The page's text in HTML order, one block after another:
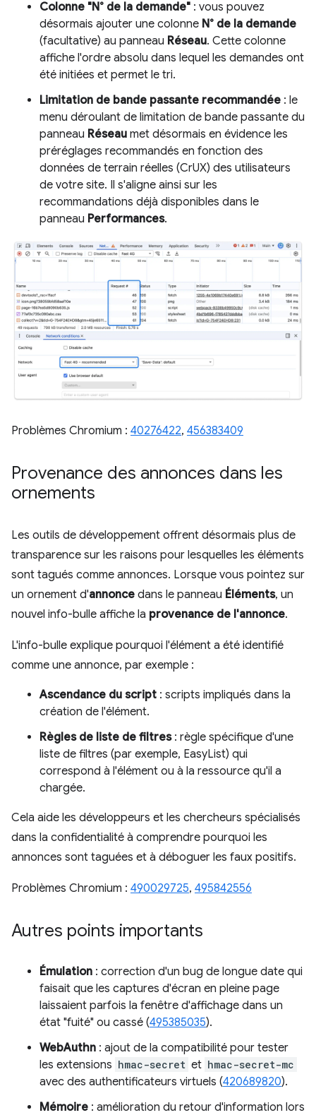
Colonne "N° de la demande" : vous pouvez
désormais ajouter une colonne N° de la demande
(facultative) au panneau Réseau. Cette colonne
affiche l'ordre absolu dans lequel les demandes ont
été initiées et permet le tri.
Limitation de bande passante recommandée : le
menu déroulant de limitation de bande passante du
panneau Réseau met désormais en évidence les
préréglages recommandés en fonction des
données de terrain réelles (CrUX) des utilisateurs
de votre site. Il s'aligne ainsi sur les
recommandations déjà disponibles dans le
panneau Performances.
Problèmes Chromium : 40276422, 456383409
Provenance des annonces dans les
ornements
Les outils de développement offrent désormais plus de
transparence sur les raisons pour lesquelles les éléments
sont tagués comme annonces. Lorsque vous pointez sur
un ornement d'annonce dans le panneau Éléments, un
nouvel info-bulle affiche la provenance de l'annonce.
L'info-bulle explique pourquoi l'élément a été identifié
comme une annonce, par exemple :
Ascendance du script : scripts impliqués dans la
création de l'élément.
Règles de liste de filtres: règle spécifique d'une
liste de filtres (par exemple, EasyList) qui
correspond à l'élément ou à la ressource qu'il a
chargée.
Cela aide les développeurs et les chercheurs spécialisés
dans la confidentialité à comprendre pourquoi les
annonces sont taguées et à déboguer les faux positifs.
Problèmes Chromium : 490029725, 495842556
Autres points importants
Émulation : correction d'un bug de longue date qui
faisait que les captures d'écran en pleine page
laissaient parfois la fenêtre d'affichage dans un
état "fuité" ou cassé (495385035).
WebAuthn : ajout de la compatibilité pour tester
les extensions hmac-secret et hmac-secret-mc
avec des authentificateurs virtuels (420689820).
Mémoire : amélioration du retour d'information lors